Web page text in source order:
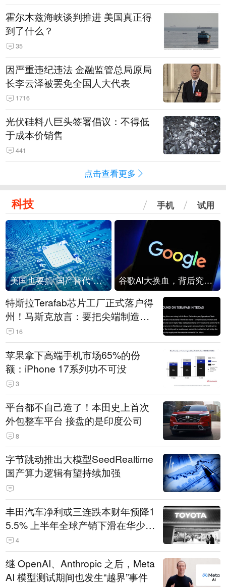
霍尔木兹海峡谈判推进 美国真正得
到了什么？
35
因严重违纪违法 金融监管总局原局
长李云泽被罢免全国人大代表
1716
光伏硅料八巨头签署倡议：不得低
于成本价销售
441
点击查看更多
科技 手机 试用
美国也要搞“国产替代”？先算清三笔账 谷歌AI大换血，背后究竟发生了什么？
特斯拉Terafab芯片工厂正式落户得
州！马斯克放言：要把尖端制造带
回美国
16
苹果拿下高端手机市场65%的份
额：iPhone 17系列功不可没
3
平台都不自己造了！本田史上首次
外包整车平台 接盘的是印度公司
8
字节跳动推出大模型SeedRealtime
国产算力逻辑有望持续加强
丰田汽车净利或三连跌本财年预降1
5.5% 上半年全球产销下滑在华少卖
14.3万辆
4
继 OpenAI、Anthropic 之后，Meta
AI 模型测试期间也发生“越界”事件